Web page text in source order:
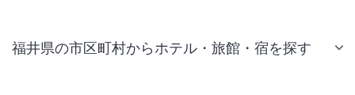
福井県の市区町村からホテル・旅館・宿を探す